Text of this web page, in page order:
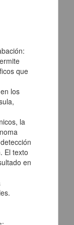
Cultural,
que
los
la
El texto
en